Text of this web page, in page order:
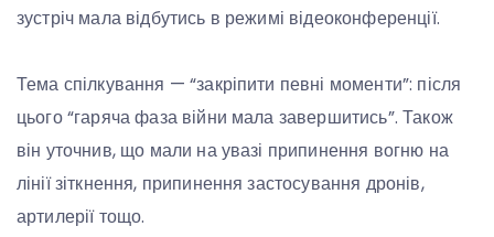
зустріч мала відбутись в режимі відеоконференції.
Тема спілкування — “закріпити певні моменти”: після
цього “гаряча фаза війни мала завершитись”. Також
він уточнив, що мали на увазі припинення вогню на
лінії зіткнення, припинення застосування дронів,
артилерії тощо.